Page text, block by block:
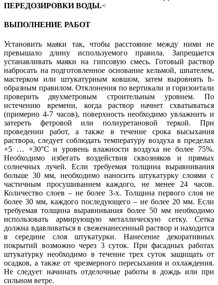
ПЕРЕДОЗИРОВКИ ВОДЫ.<
ВЫПОЛНЕНИЕ РАБОТ
Установить маяки так, чтобы расстояние между ними не
превышало длину используемого правила. Запрещается
устанавливать маяки на гипсовую смесь. Готовый раствор
набросать на подготовленное основание кельмой, шпателем,
мастерком или штукатурным ковшом, затем выровнять h-
образным правилом. Отклонения по вертикали и горизонтали
проверить двухметровым строительным уровнем. По
истечению времени, когда раствор начнет схватываться
(примерно 4-7 часов), поверхность необходимо увлажнить и
затереть фетровой или полиуретановой теркой. При
проведении работ, а также в течение срока высыхания
раствора, следует соблюдать температуру воздуха в пределах
+5 … +30°С и уровень влажности воздуха не более 75%.
Необходимо избегать воздействия сквозняков и прямых
солнечных лучей. Если требуемая толщина выравнивания
больше 30 мм, необходимо наносить штукатурку слоями с
частичным просушиванием каждого, не менее 24 часов.
Количество слоев – не более 3-х. Толщина первого слоя не
более 30 мм, каждого последующего – не более 20 мм. Если
требуемая толщина выравнивания более 50 мм необходимо
использовать армирующую металлическую сетку. Сетка
должна вдавливаться в свеженанесенный раствор и находится
в середине слоя штукатурки. Нанесение декоративных
покрытий возможно через 3 суток. При фасадных работах
штукатурку необходимо в течение трех суток защищать от
осадков, а также от чрезмерного пересыхания и охлаждения.
Не следует начинать отделочные работы в дождь или при
сильном ветре.